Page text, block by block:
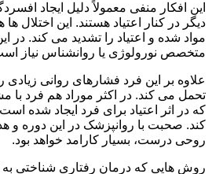
این افکار منفی معمولاً دلیل ایجاد
دیگر در کنار اعتیاد هستند. این اختلال
مواد شده و اعتیاد را تشدید می کند. در
متخصص نورولوژی یا روانشناس نیاز
علاوه بر این فرد فشارهای روانی زیادی
تحمل می کند. در اکثر موراد هم فرد با
که در اثر اعتیاد برای فرد ایجاد شده
کند. صحبت با روانپزشک در این دوره و
روحی درست، بسیار کارامد خواهد بود.
روش هایی که درمان رفتاری شناختی